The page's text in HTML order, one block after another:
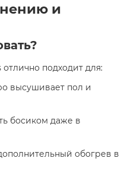
и
подходит для:
высушивает пол и
босиком даже в
обогрев в